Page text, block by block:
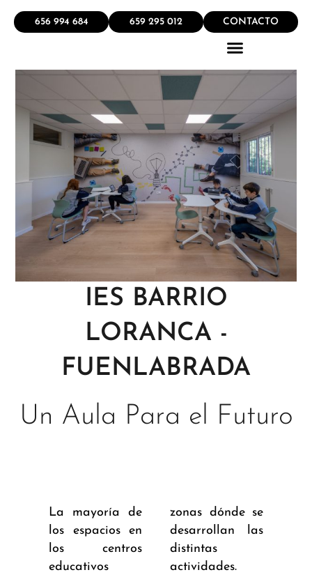
656 994 684 659 295 012 CONTACTO
IES BARRIO
LORANCA -
FUENLABRADA
Un Aula Para el Futuro
La mayoría de
los espacios en
los centros
educativos
zonas dónde se
desarrollan las
distintas
actividades.